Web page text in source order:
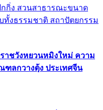
กิ่ง สวนสาธารณะขนาด
ทั้งธรรมชาติ สถาปัตยกรรม
ราชวังหยวนหมิงใหม่ ความ
ลกวางตุ้ง ประเทศจีน